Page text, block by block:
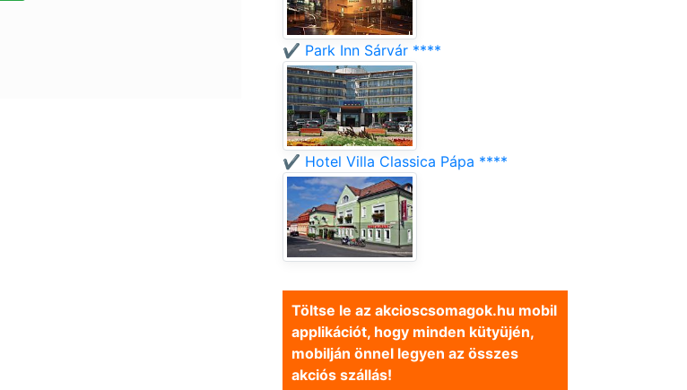
✔️ Park Inn Sárvár ****
✔️ Hotel Villa Classica Pápa ****
Töltse le az akcioscsomagok.hu mobil
applikációt, hogy minden kütyüjén,
mobilján önnel legyen az összes
akciós szállás!